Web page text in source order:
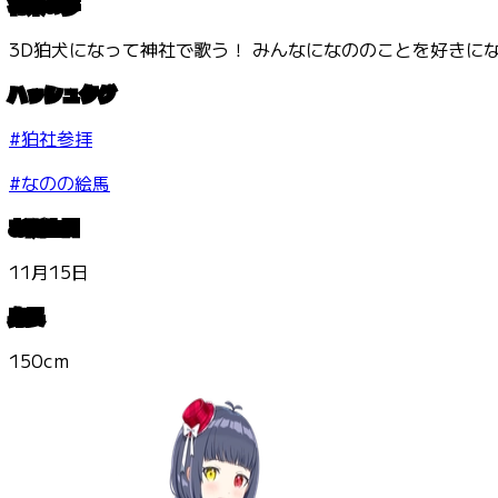
3D狛犬になって神社で歌う！ みんなになののことを好きに
ハッシュタグ
#狛社参拝
#なのの絵馬
お誕生日
11月15日
身長
150cm